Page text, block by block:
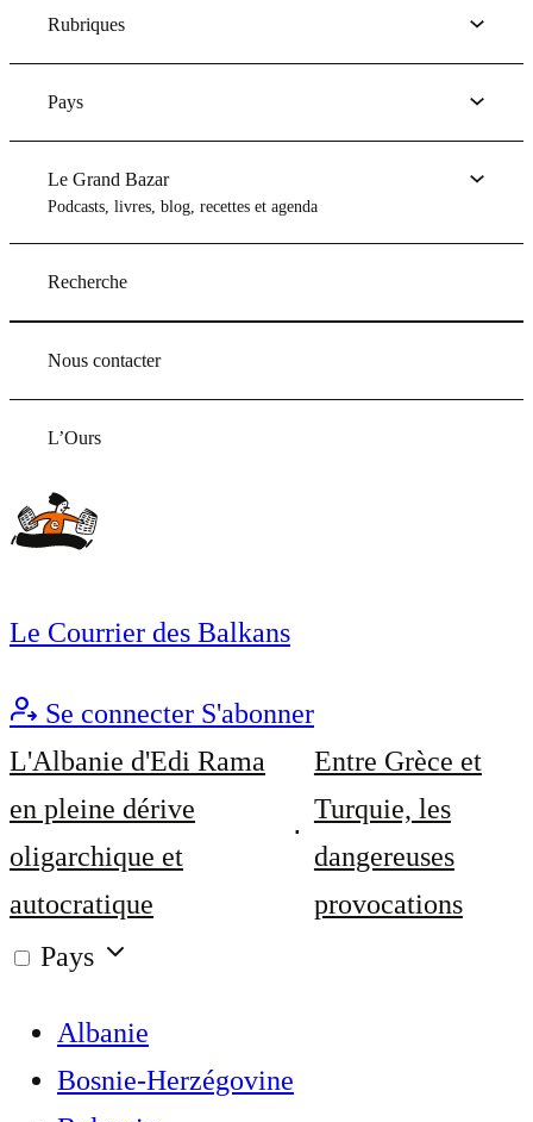
Rubriques
Pays
Le Grand Bazar
Podcasts, livres, blog, recettes et agenda
Recherche
Nous contacter
L’Ours
Le Courrier des Balkans
Se connecter S'abonner
L'Albanie d'Edi Rama
en pleine dérive
oligarchique et
autocratique
Entre Grèce et
Turquie, les
dangereuses
provocations
Pays
Albanie
Bosnie-Herzégovine